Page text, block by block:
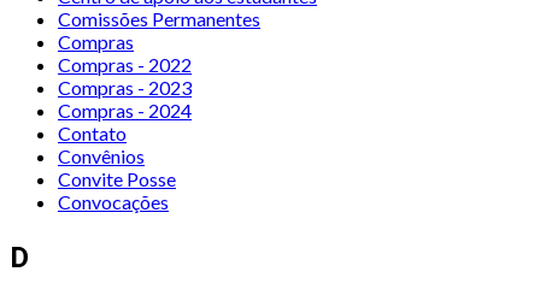
Comissões Permanentes
Compras
Compras - 2022
Compras - 2023
Compras - 2024
Contato
Convênios
Convite Posse
Convocações
D